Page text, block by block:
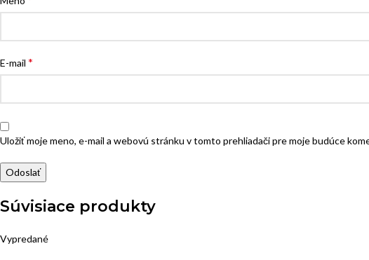
E-mail *
Uložiť moje meno, e-mail a webovú stránku v tomto prehliadači pre moje budúce
Súvisiace produkty
Vypredané